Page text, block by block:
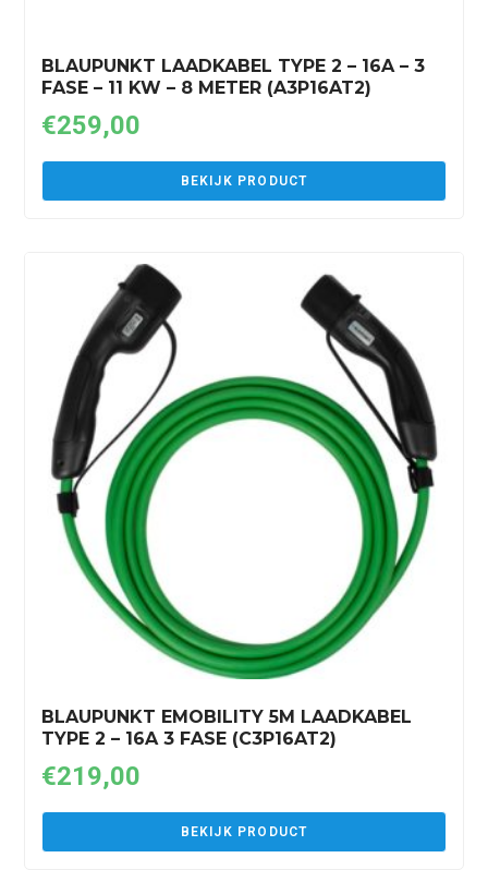
BLAUPUNKT LAADKABEL TYPE 2 – 16A – 3
FASE – 11 KW – 8 METER (A3P16AT2)
€259,00
BEKIJK PRODUCT
BLAUPUNKT EMOBILITY 5M LAADKABEL
TYPE 2 – 16A 3 FASE (C3P16AT2)
€219,00
BEKIJK PRODUCT